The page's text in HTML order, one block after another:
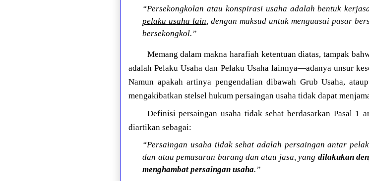
“Persekongkolan atau konspirasi usaha adalah bentuk
pelaku usaha lain, dengan maksud untuk menguasai pasar
bersekongkol.”
Memang dalam makna harafiah ketentuan diatas, tampak
adalah Pelaku Usaha dan Pelaku Usaha lainnya—adanya unsur
Namun apakah artinya pengendalian dibawah Grub Usaha,
mengakibatkan stelsel hukum persaingan usaha tidak dapat
Definisi persaingan usaha tidak sehat berdasarkan Pasal 1
diartikan sebagai:
“Persaingan usaha tidak sehat adalah persaingan antar
dan atau pemasaran barang dan atau jasa, yang dilakukan
menghambat persaingan usaha.”